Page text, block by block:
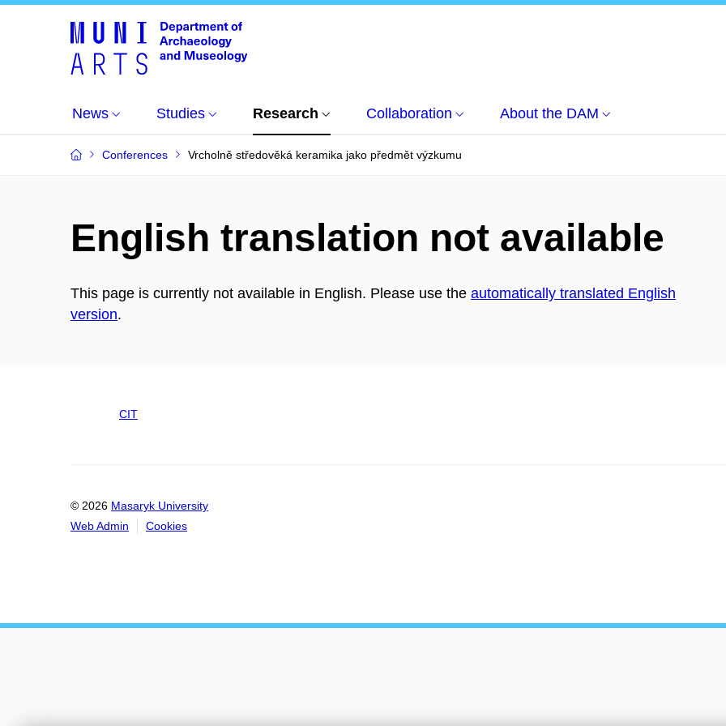
News Studies Research Collaboration About the DAM
Conferences Vrcholně středověká keramika jako předmět výzkumu
English translation not available
This page is currently not available in English. Please use the automatically translated English
version.
CIT
© 2026 Masaryk University
Web Admin
Cookies